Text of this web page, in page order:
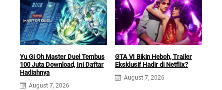
Yu Gi Oh Master Duel Tembus
100 Juta Download, Ini Daftar
Hadiahnya
August 7, 2026
GTA VI Bikin Heboh, Trailer
Eksklusif Hadir di Netflix?
August 7, 2026